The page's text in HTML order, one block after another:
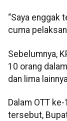
“Saya enggak
cuma
Sebelumnya,
10 orang
dan lima
Dalam OTT
tersebut,